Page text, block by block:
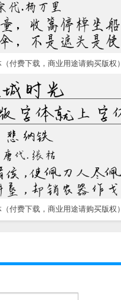
付费下载，商业用途请购买版权）
付费下载，商业用途请购买版权）